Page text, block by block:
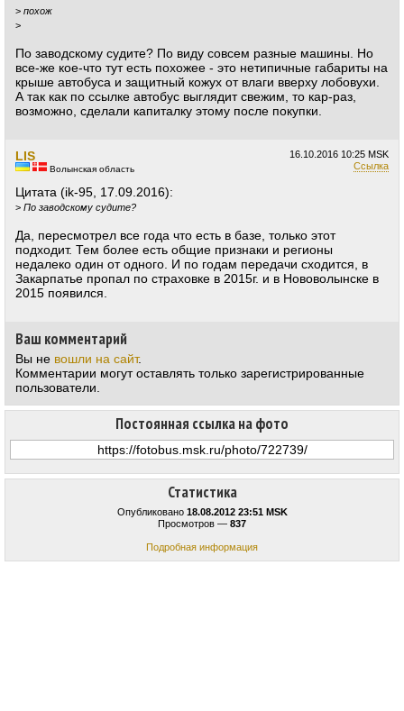
Статистика
Опубликовано 18.08.2012 23:51 MSK
Просмотров — 837
Подробная информация
Постоянная ссылка на фото
> похож
>
По заводскому судите? По виду совсем разные машины. Но
все-же кое-что тут есть похожее - это нетипичные габариты на
крыше автобуса и защитный кожух от влаги вверху лобовухи.
А так как по ссылке автобус выглядит свежим, то кар-раз,
возможно, сделали капиталку этому после покупки.
16.10.2016 10:25 MSK
Ссылка
LIS
Волынская область
Цитата (ik-95, 17.09.2016):
> По заводскому судите?
Да, пересмотрел все года что есть в базе, только этот
подходит. Тем более есть общие признаки и регионы
недалеко один от одного. И по годам передачи сходится, в
Закарпатье пропал по страховке в 2015г. и в Нововолынске в
2015 появился.
Ваш комментарий
Вы не вошли на сайт.
Комментарии могут оставлять только зарегистрированные
пользователи.